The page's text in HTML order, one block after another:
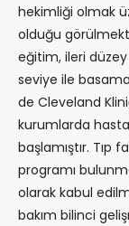
hekimliği olmak
olduğu
eğitim, ileri
seviye ile
de Cleveland
kurumlarda
başlamıştır. Tıp
programı
olarak kabul
bakım bilinci